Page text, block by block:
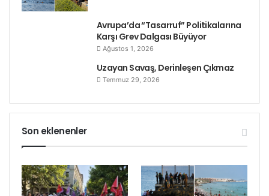
Avrupa’da “Tasarruf” Politikalarına
Karşı Grev Dalgası Büyüyor
Ağustos 1, 2026
Uzayan Savaş, Derinleşen Çıkmaz
Temmuz 29, 2026
Son eklenenler